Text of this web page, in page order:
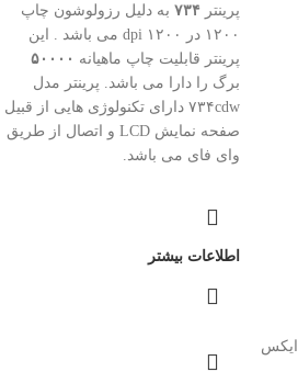
پرینتر ۷۳۴ به دلیل رزولوشون چاپ
۱۲۰۰ در ۱۲۰۰ dpi می باشد . این
پرینتر قابلیت چاپ ماهیانه ۵۰۰۰۰
برگ را دارا می باشد. پرینتر مدل
۷۳۴cdw دارای تکنولوژی هایی از قبیل
صفحه نمایش LCD و اتصال از طریق
وای فای می باشد.
اطلاعات بیشتر